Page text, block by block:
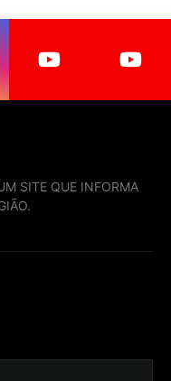
SITE QUE INFORMA